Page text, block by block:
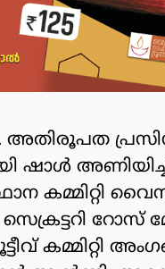
ഷാൾ
കമ്മിറ്റി
റോസ്
കമ്മിറ്റി